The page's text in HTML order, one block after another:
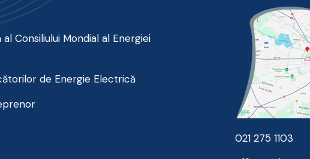
Consiliului Mondial al Energiei
de Energie Electrică
021 275 1103